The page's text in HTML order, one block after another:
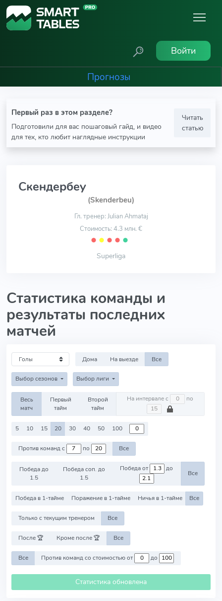
Войти
Прогнозы
Первый раз в этом разделе?
Подготовили для вас пошаговый гайд, и видео
для тех, кто любит наглядные инструкции
Читать
статью
Скендербеу
(Skenderbeu)
Гл. тренер: Julian Ahmataj
Стоимость: 4.3 млн. €
⬤ ⬤ ⬤ ⬤ ⬤
Superliga
Статистика команды и
результаты последних
матчей
Дома На выезде Все
Выбор сезонов Выбор лиги
Весь
матч
Первый
тайм
Второй
тайм
На интервале с по
5 10 15 20 30 40 50 100
Против команд с по Все
Победа до
1.5
Победа соп. до
1.5
Победа от до
Все
Победа в 1-тайме Поражение в 1-тайме Ничья в 1-тайме Все
Только с текущим тренером Все
После 🏆 Кроме после 🏆 Все
Все Против команд со стоимостью от до
Статистика обновлена